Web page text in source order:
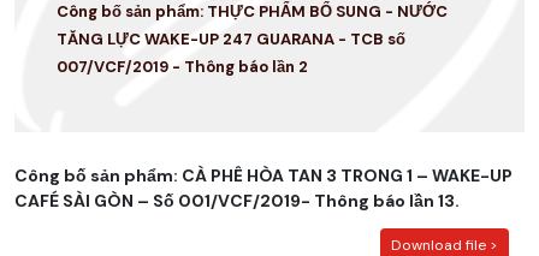
Công bố sản phẩm: THỰC PHẨM BỔ SUNG - NƯỚC
TĂNG LỰC WAKE-UP 247 GUARANA - TCB số
007/VCF/2019 - Thông báo lần 2
Công bố sản phẩm: CÀ PHÊ HÒA TAN 3 TRONG 1 – WAKE-UP
CAFÉ SÀI GÒN – Số 001/VCF/2019- Thông báo lần 13.
Download file >